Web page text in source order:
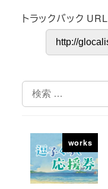
トラックバック URL
検
索
works